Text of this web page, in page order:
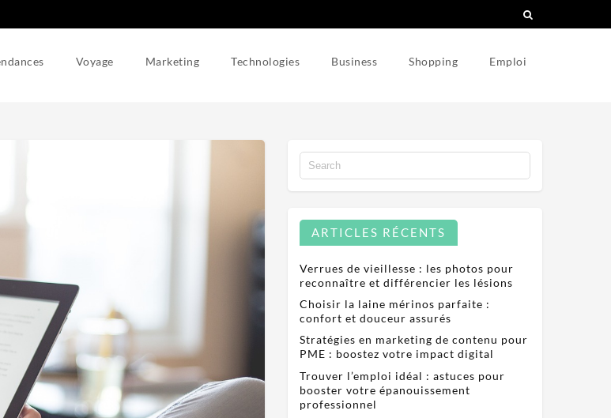
Voyage Marketing Technologies Business Shopping Emploi
ARTICLES RÉCENTS
Verrues de vieillesse : les photos pour
reconnaître et différencier les lésions
Choisir la laine mérinos parfaite :
confort et douceur assurés
Stratégies en marketing de contenu pour
PME : boostez votre impact digital
Trouver l’emploi idéal : astuces pour
booster votre épanouissement
professionnel